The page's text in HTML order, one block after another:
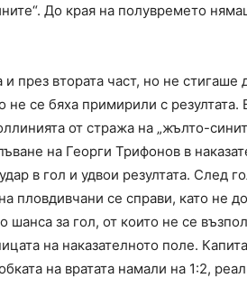
До края на полувремето
през втората част, но не стигаше
не се бяха примирили с
от стража на „жълто-
на Георги Трифонов в
в гол и удвои резултата. След
пловдивчани се справи, като не
за гол, от които не се
на наказателното поле.
на вратата намали на 1:2,